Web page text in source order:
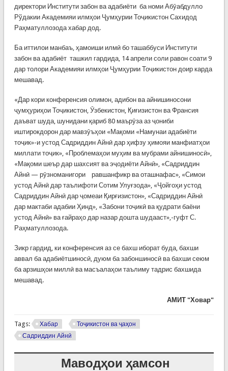
директори Институти забон ва адабиёти ба номи Абӯабдулло
Рўдакии Академияи илмҳои Ҷумҳурии Тоҷикистон Сахидод
Раҳматуллозода хабар дод.
Ба иттилои манбаъ, ҳамоиши илмӣ бо ташаббуси Институти
забон ва адабиёт ташкил гардида, 14 апрели соли равон соати 9
дар толори Академияи илмҳои Ҷумҳурии Тоҷикистон доир карда
мешавад.
«Дар кори конференсия олимон, адибон ва айнишиносони
ҷумҳуриҳои Тоҷикистон, Ӯзбекистон, Қиғизистон ва Франсия
даъват шуда, шунидани қариб 80 маърӯза аз ҷониби
иштирокдорон дар мавзӯъҳои «Мақоми «Намунаи адабиёти
тоҷик»-и устод Садриддин Айнӣ дар ҳифзу ҳимояи манфиатҳои
миллати тоҷик», «Проблемаҳои муҳим ва мубрами айнишиносӣ»,
«Мақоми шеър дар шахсият ва эҷодиёти Айнӣ», «Садриддин
Айнӣ — рӯзноманигори равшанфикр ва оташнафас», «Симои
устод Айнӣ дар таълифоти Сотим Улуғзода», «Ҷойгоҳи устод
Садриддин Айнӣ дар ҷомеаи Қирғизистон», «Садриддин Айнӣ
дар мактаби адабии Ҳинд», «Забони тоҷикӣ ва қудрати баёни
устод Айнӣ» ва ғайраҳо дар назар дошта шудааст»,-гуфт С.
Раҳматуллозода.
Зикр гардид, ки конференсия аз се бахш иборат буда, бахши
аввал ба адабиётшиносӣ, дуюм ба забоншиносӣ ва бахши сеюм
ба арзишҳои миллӣ ва масъалаҳои таълиму тадрис бахшида
мешавад.
АМИТ "Ховар"
Tags: Хабар
Тоҷикистон ва ҷаҳон
Садриддин Айнӣ
Маводҳои ҳамсон